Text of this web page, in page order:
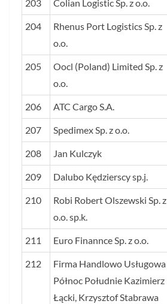
203 Colian Logistic Sp. z o.o.
204
Rhenus Port Logistics Sp. z
o.o.
205
Oocl (Poland) Limited Sp. z
o.o.
206 ATC Cargo S.A.
207 Spedimex Sp. z o.o.
208 Jan Kulczyk
209 Dalubo Kędzierscy sp.j.
210
Robi Robert Olszewski Sp. z
o.o. sp.k.
211 Euro Finannce Sp. z o.o.
212
Firma Handlowo Usługowa
Północ Południe Kazimierz
Łącki, Krzysztof Stabrawa